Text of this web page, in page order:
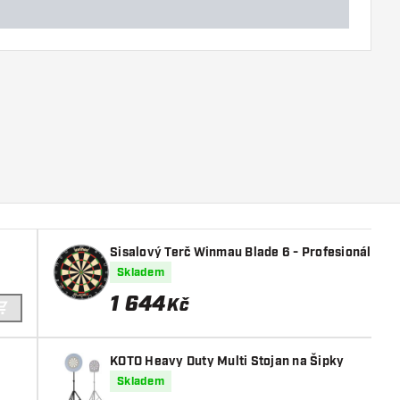
PŘIDAT DO KOŠÍKU
Sisalový Terč Winmau Blade 6 - Profesionální
Skladem
1 644Kč
KOTO Heavy Duty Multi Stojan na Šipky
Skladem